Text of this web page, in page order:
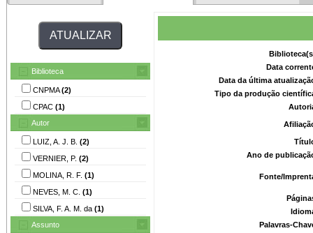
Biblioteca
CNPMA(2)
CPAC (1)
Autor
LUIZ, A. J. B. (2)
VERNIER, P. (2)
MOLINA, R. F. (1)
NEVES, M. C. (1)
SILVA, F. A. M. da (1)
Assunto
Data
Data da última
Tipo da produção
Ano de
Fonte/
Palavras-